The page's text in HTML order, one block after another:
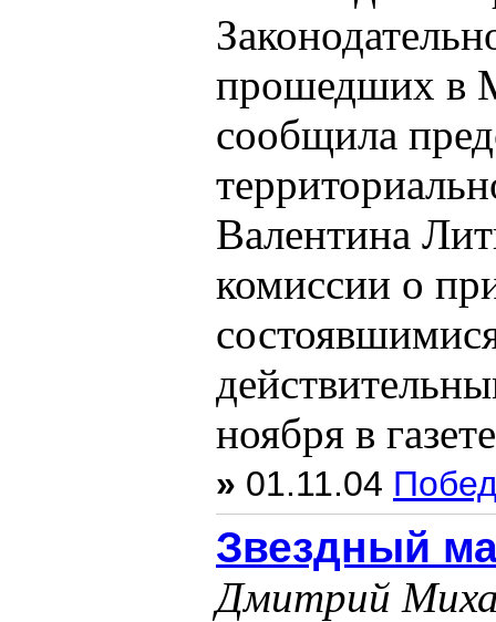
прошедших в
сообщила
Валентина
комиссии о
ноября в
» 01.11.04
Звездный
Дмитрий